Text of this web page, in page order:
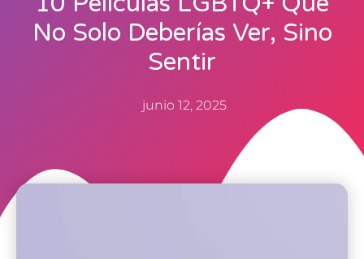
No Solo Deberías Ver, Sino
Sentir
junio 12, 2025